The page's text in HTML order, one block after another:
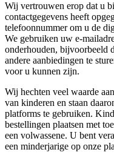
Wij vertrouwen erop dat u
contactgegevens heeft
telefoonnummer om u de
We gebruiken uw e-
onderhouden, bijvoorbeeld
andere aanbiedingen te
voor u kunnen zijn.
Wij hechten veel waarde
van kinderen en staan
platforms te gebruiken.
bestellingen plaatsen met
een volwassene. U bent
een minderjarige op onze